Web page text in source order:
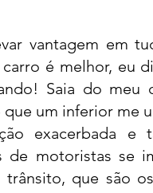
vantagem em
é melhor, eu
Saia do meu
um inferior me
exacerbada e
de motoristas se
que são